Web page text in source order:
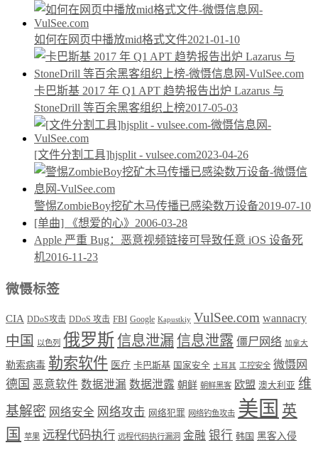
如何在网页中播放mid格式文件2021-01-10
卡巴斯基 2017 年 Q1 APT 趋势报告出炉 Lazarus 与
StoneDrill 等百余黑客组织上榜2017-05-03
[文件分割工具]hjsplit - vulsee.com2023-04-26
警惕ZombieBoy挖矿木马传播已感染数万设备2019-07-10
[单曲] 《想爱的心》 2006-03-28
Apple 严重 Bug：恶意视频链接可导致任意 iOS 设备死
机2016-11-23
微慑标签
CIA DDoS攻击 DDoS 攻击 FBI Google Kapustkiy VulSee.com wannacry
中国 以色列 俄罗斯信息泄漏信息泄露 僵尸网络 加拿大
勒索病毒 勒索软件 医疗 卡巴斯基 国家安全 土耳其 工控安全 微慑网
德国 恶意软件 数据泄漏 数据泄露 朝鲜 朝鲜黑客 欧盟 澳大利亚 维
基解密 网络安全 网络攻击 网络犯罪 网络钓鱼攻击 美国 英
国
苹果 远程代码执行 远程代码执行漏洞 金融 银行 韩国 黑客入侵